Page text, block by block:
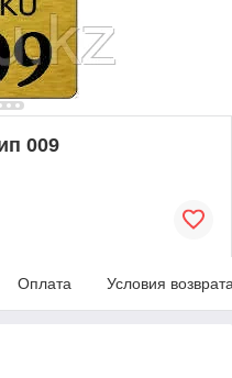
009
Оплата Условия